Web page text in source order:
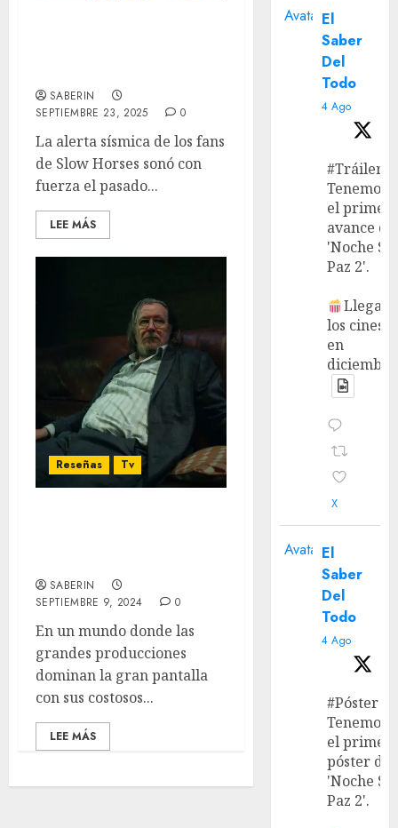
SABERIN
SEPTIEMBRE 23, 2025
0
La alerta sísmica de los fans
de Slow Horses sonó con
fuerza el pasado...
LEE MÁS
Reseñas Tv
SABERIN
SEPTIEMBRE 9, 2024
0
En un mundo donde las
grandes producciones
dominan la gran pantalla
con sus costosos...
LEE MÁS
Avatar El
Saber
Del
Todo
4 Ago
#Tráiler
Tenemos
el primer
avance de
'Noche
Paz 2'.
Llega a
los cines
en
X
Avatar El
Saber
Del
Todo
4 Ago
#Póster
Tenemos
el primer
póster de
'Noche
Paz 2'.